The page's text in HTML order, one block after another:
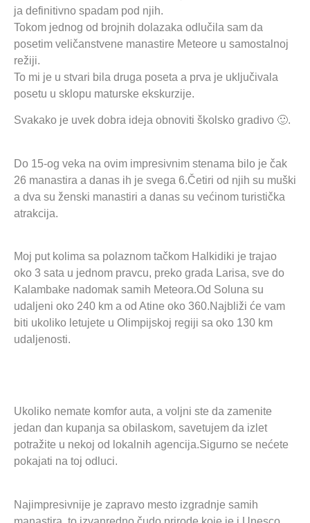
ja definitivno spadam pod njih.
Tokom jednog od brojnih dolazaka odlučila sam da
posetim veličanstvene manastire Meteore u samostalnoj
režiji.
To mi je u stvari bila druga poseta a prva je uključivala
posetu u sklopu maturske ekskurzije.
Svakako je uvek dobra ideja obnoviti školsko gradivo 🙂.
Do 15-og veka na ovim impresivnim stenama bilo je čak
26 manastira a danas ih je svega 6.Četiri od njih su muški
a dva su ženski manastiri a danas su većinom turistička
atrakcija.
Moj put kolima sa polaznom tačkom Halkidiki je trajao
oko 3 sata u jednom pravcu, preko grada Larisa, sve do
Kalambake nadomak samih Meteora.Od Soluna su
udaljeni oko 240 km a od Atine oko 360.Najbliži će vam
biti ukoliko letujete u Olimpijskoj regiji sa oko 130 km
udaljenosti.
Ukoliko nemate komfor auta, a voljni ste da zamenite
jedan dan kupanja sa obilaskom, savetujem da izlet
potražite u nekoj od lokalnih agencija.Sigurno se nećete
pokajati na toj odluci.
Najimpresivnije je zapravo mesto izgradnje samih